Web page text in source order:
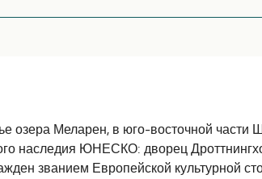
озера Меларен, в юго-восточной части
наследия ЮНЕСКО: дворец
званием Европейской культурной